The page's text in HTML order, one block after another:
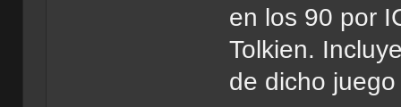
en los 90 por
Tolkien.
de dicho juego